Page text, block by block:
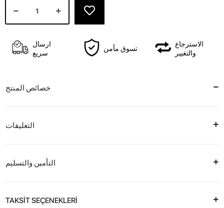
ارسال
سريع
تسوق مأمن
الاسترجاع
والتغيير
خصائص المنتج
التعليقات
التأمين والتسليم
TAKSİT SEÇENEKLERİ